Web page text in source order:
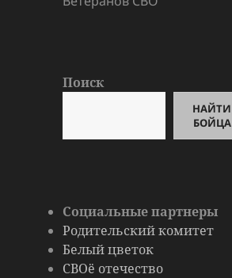
Поиск
НАЙТИ
БОЙЦА
Социальные партнеры
Родительский комитет
Белый цветок
СВОё отечество